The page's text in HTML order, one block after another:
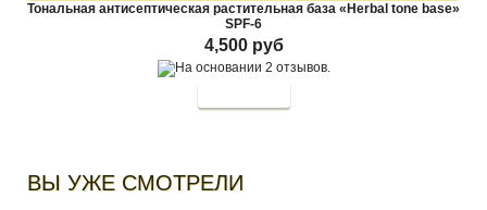
Тональная антисептическая растительная база «Herbal tone base»
SPF-6
4,500 руб
ВЫ УЖЕ СМОТРЕЛИ